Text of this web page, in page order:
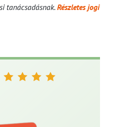
tanácsadásnak.Részletes jogi